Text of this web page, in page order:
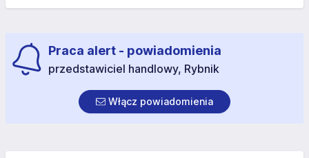
Praca alert - powiadomienia
przedstawiciel handlowy, Rybnik
Włącz powiadomienia